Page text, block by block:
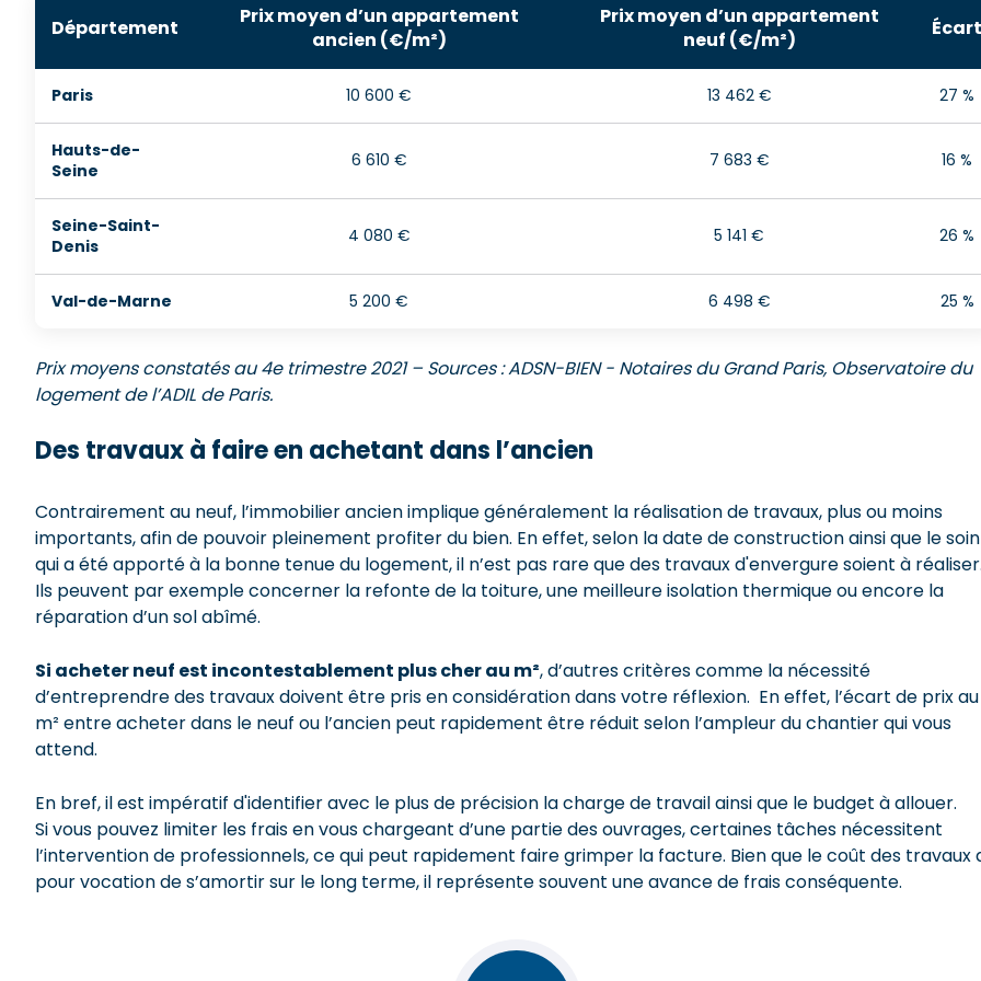
Département
Prix moyen d’un appartement
ancien (€/m²)
Prix moyen d’un appartement
neuf (€/m²)
Écart
Paris 10 600 € 13 462 € 27 %
Hauts-de-
Seine
6 610 € 7 683 € 16 %
Seine-Saint-
Denis
4 080 € 5 141 € 26 %
Val-de-Marne 5 200 € 6 498 € 25 %
Prix moyens constatés au 4etrimestre 2021 – Sources : ADSN-BIEN - Notaires du Grand Paris, Observatoire du
logement de l’ADIL de Paris.
Des travaux à faire en achetant dans l’ancien
Contrairement au neuf, l’immobilier ancien implique généralement la réalisation de travaux, plus ou moins
importants, afin de pouvoir pleinement profiter du bien. En effet, selon la date de construction ainsi que le soin
qui a été apporté à la bonne tenue du logement, il n’est pas rare que des travaux d'envergure soient à
Ils peuvent par exemple concerner la refonte de la toiture, une meilleure isolation thermique ou encore la
réparation d’un sol abîmé.
Si acheter neuf est incontestablement plus cher au m², d’autres critères comme la nécessité
d’entreprendre des travaux doivent être pris en considération dans votre réflexion. En effet, l’écart de prix au
m² entre acheter dans le neuf ou l’ancien peut rapidement être réduit selon l’ampleur du chantier qui vous
attend.
En bref, il est impératif d'identifier avec le plus de précision la charge de travail ainsi que le budget à allouer.
Si vous pouvez limiter les frais en vous chargeant d’une partie des ouvrages, certaines tâches nécessitent
l’intervention de professionnels, ce qui peut rapidement faire grimper la facture. Bien que le coût des travaux
pour vocation de s’amortir sur le long terme, il représente souvent une avance de frais conséquente.